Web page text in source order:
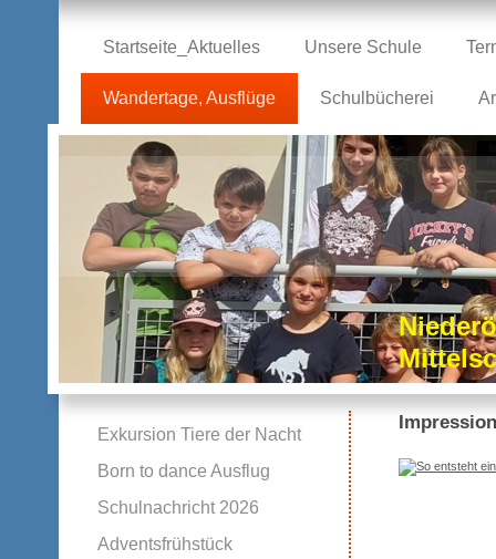
Startseite_Aktuelles Unsere Schule
Wandertage, Ausflüge Schulbücherei
Exkursion Tiere der Nacht
Born to dance Ausflug
Schulnachricht 2026
Adventsfrühstück